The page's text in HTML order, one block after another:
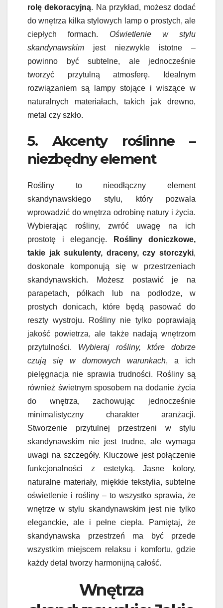
rolę dekoracyjną. Na przykład, możesz dodać
do wnętrza kilka stylowych lamp o prostych, ale
ciepłych formach. Oświetlenie w stylu
skandynawskim jest niezwykle istotne –
powinno być subtelne, ale jednocześnie
tworzyć przytulną atmosferę. Idealnym
rozwiązaniem są lampy stojące i wiszące w
naturalnych materiałach, takich jak drewno,
metal czy szkło.
5. Akcenty roślinne –
niezbędny element
Rośliny to nieodłączny element
skandynawskiego stylu, który pozwala
wprowadzić do wnętrza odrobinę natury i życia.
Wybierając rośliny, zwróć uwagę na ich
prostotę i elegancję.
Rośliny doniczkowe,
takie jak sukulenty, draceny, czy storczyki,
doskonale komponują się w przestrzeniach
skandynawskich. Możesz postawić je na
parapetach, półkach lub na podłodze, w
prostych donicach, które będą pasować do
reszty wystroju. Rośliny nie tylko poprawiają
jakość powietrza, ale także nadają wnętrzom
przytulności. Wybieraj rośliny, które dobrze
czują się w domowych warunkach, a ich
pielęgnacja nie sprawia trudności. Rośliny są
również świetnym sposobem na dodanie życia
do wnętrza, zachowując jednocześnie
minimalistyczny charakter aranżacji.
Stworzenie przytulnej przestrzeni w stylu
skandynawskim nie jest trudne, ale wymaga
uwagi na szczegóły. Kluczowe jest połączenie
funkcjonalności z estetyką. Jasne kolory,
naturalne materiały, miękkie tekstylia, subtelne
oświetlenie i rośliny – to wszystko sprawia, że
wnętrze w stylu skandynawskim jest nie tylko
eleganckie, ale i pełne ciepła. Pamiętaj, że
skandynawska przestrzeń ma być przede
wszystkim miejscem relaksu i komfortu, gdzie
każdy detal tworzy harmonijną całość.
Wnętrza